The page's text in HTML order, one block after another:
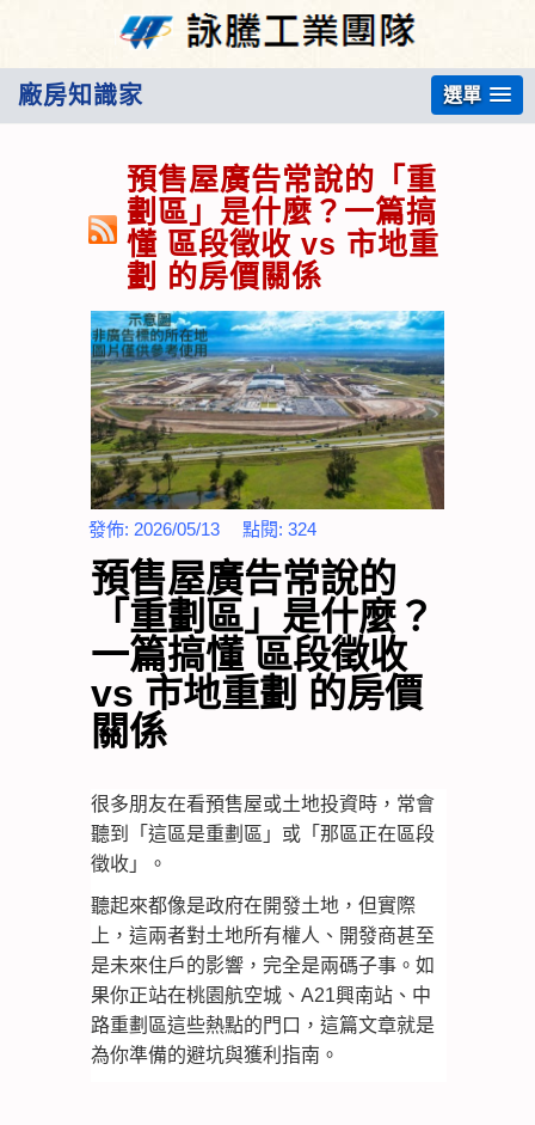
廠房知識家 選單
預售屋廣告常說的「重
劃區」是什麼？一篇搞
懂 區段徵收 vs 市地重
劃 的房價關係
發佈: 2026/05/13 點閱: 324
預售屋廣告常說的
「重劃區」是什麼？
一篇搞懂 區段徵收
vs 市地重劃 的房價
關係
很多朋友在看預售屋或土地投資時，常會
聽到「這區是重劃區」或「那區正在區段
徵收」。
聽起來都像是政府在開發土地，但實際
上，這兩者對土地所有權人、開發商甚至
是未來住戶的影響，完全是兩碼子事。如
果你正站在桃園航空城、A21興南站、中
路重劃區這些熱點的門口，這篇文章就是
為你準備的避坑與獲利指南。